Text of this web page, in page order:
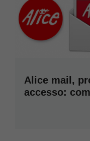
Alice mail,
accesso: